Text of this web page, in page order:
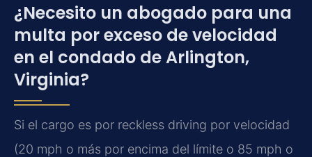
¿Necesito un abogado para una
multa por exceso de velocidad
en el condado de Arlington,
Virginia?
Si el cargo es por reckless driving por velocidad
(20 mph o más por encima del límite o 85 mph o